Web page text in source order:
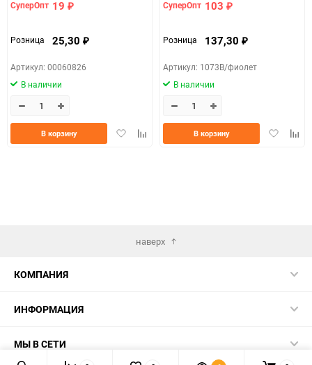
СуперОпт 19 ₽
Розница 25,30 ₽
Артикул: 00060826
В наличии
ДобавитьДобавить
В корзину
СуперОпт 103 ₽
Розница 137,30 ₽
Артикул: 1073В/фиолет
В наличии
Добавить
В корзину
наверх
КОМПАНИЯ
ИНФОРМАЦИЯ
МЫ В СЕТИ